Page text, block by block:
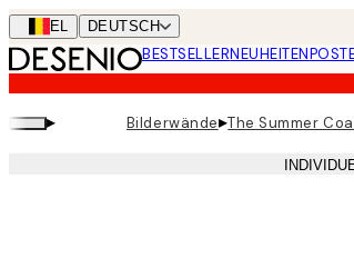
Skip
to
main
content.
BEL DEUTSCH
BESTSELLERNEUHEITEN
▸ Bilderwände▸The Summer